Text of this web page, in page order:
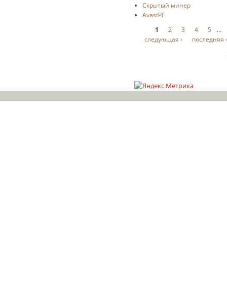
Скрытый минер
AvastPE
Страницы
1 2 3 4 5
…
следующая ›
последняя